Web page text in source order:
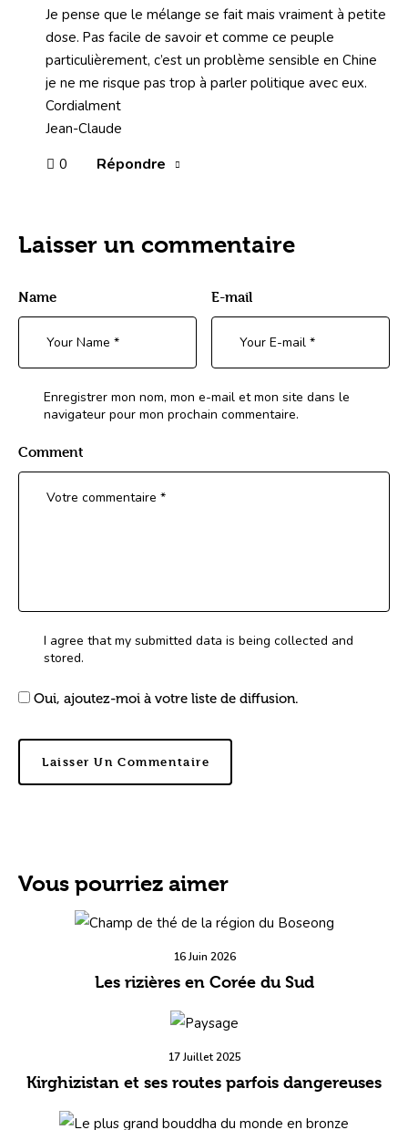
Je pense que le mélange se fait mais vraiment à petite
dose. Pas facile de savoir et comme ce peuple
particulièrement, c’est un problème sensible en Chine
je ne me risque pas trop à parler politique avec eux.
Cordialment
Jean-Claude
0
Répondre
Laisser un commentaire
Name E-mail
Enregistrer mon nom, mon e-mail et mon site dans le
navigateur pour mon prochain commentaire.
Comment
I agree that my submitted data is being collected and
stored.
Oui, ajoutez-moi à votre liste de diffusion.
Vous pourriez aimer
16 Juin 2026
Les rizières en Corée du Sud
17 Juillet 2025
Kirghizistan et ses routes parfois dangereuses